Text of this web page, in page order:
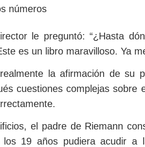
le preguntó: “¿Hasta
es un libro maravilloso. Ya
la afirmación de su
cuestiones complejas sobre
el padre de Riemann
19 años pudiera acudir a